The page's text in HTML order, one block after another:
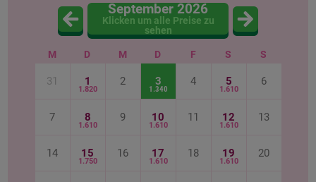
September 2026
Klicken um alle Preise zu
sehen
M D M D F S S
31 1
1.820
2 3
1.340
4 5
1.610
6
7 8
1.610
9 10
1.610
11 12
1.610
13
14 15
1.750
16 17
1.610
18 19
1.610
20